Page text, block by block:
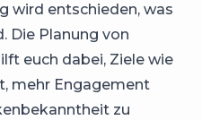
wird entschieden, was
Die Planung von
euch dabei, Ziele wie
mehr Engagement
zu